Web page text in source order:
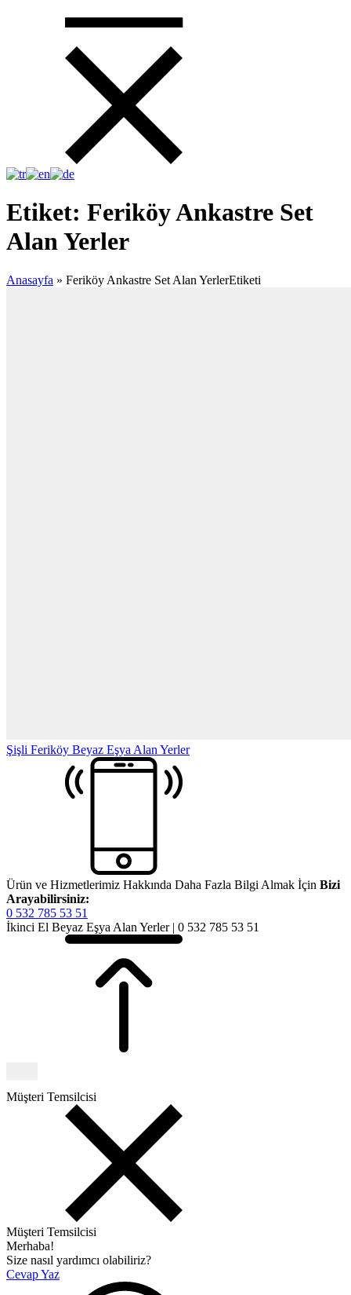
Etiket: Feriköy Ankastre Set
Alan Yerler
Anasayfa » Feriköy Ankastre Set Alan YerlerEtiketi
Şişli Feriköy Beyaz Eşya Alan Yerler
Ürün ve Hizmetlerimiz Hakkında Daha Fazla Bilgi Almak İçin Bizi
Arayabilirsiniz:
0 532 785 53 51
İkinci El Beyaz Eşya Alan Yerler | 0 532 785 53 51
Müşteri Temsilcisi
Müşteri Temsilcisi
Merhaba!
Size nasıl yardımcı olabiliriz?
Cevap Yaz